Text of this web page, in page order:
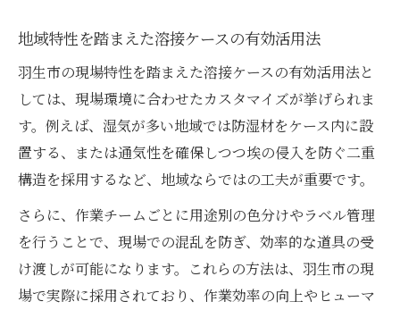
地域特性を踏まえた溶接ケースの有効活用法
羽生市の現場特性を踏まえた溶接ケースの有効活用法と
しては、現場環境に合わせたカスタマイズが挙げられま
す。例えば、湿気が多い地域では防湿材をケース内に設
置する、または通気性を確保しつつ埃の侵入を防ぐ二重
構造を採用するなど、地域ならではの工夫が重要です。
さらに、作業チームごとに用途別の色分けやラベル管理
を行うことで、現場での混乱を防ぎ、効率的な道具の受
け渡しが可能になります。これらの方法は、羽生市の現
場で実際に採用されており、作業効率の向上やヒューマ